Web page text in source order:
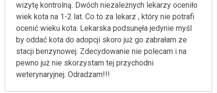
wizytę kontrolną. Dwóch niezależnych lekarzy oceniło
wiek kota na 1-2 lat. Co to za lekarz , który nie potrafi
ocenić wieku kota. Lekarska podsunęła jedynie myśl
by oddać kota do adopcji skoro już go zabrałam ze
stacji benzynowej. Zdecydowanie nie polecam i na
pewno już nie skorzystam tej przychodni
weterynaryjnej. Odradzam!!!